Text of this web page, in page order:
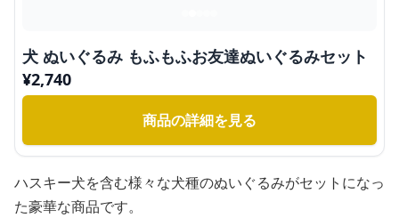
犬 ぬいぐるみ もふもふお友達ぬいぐるみセット
¥2,740
商品の詳細を見る
ハスキー犬を含む様々な犬種のぬいぐるみがセットになっ
た豪華な商品です。